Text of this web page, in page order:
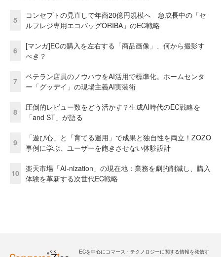
5
コンセプトの見直しで年商20億円規模へ 急成長中の「セ
ルフレジ専用エコバッグORIBA」のEC戦略
6
[マンガ]ECの購入を左右する「商品画像」、何から撮影す
べき？
7
ベテラン店員のノウハウをAI活用で標準化。ホームセンタ
ー「グッデイ」の現場主義AI実装術
8
圧倒的レビュー数をどう活かす？生成AI時代のEC戦略を
「and ST」が語る
9
「遊び心」と「育てる運用」で成果と独自性を両立！ZOZO
事例に学ぶ、ユーザーを飽きさせない体験設計
10
楽天市場「AI-nization」の現在地：業務を劇的削減し、購入
体験を革新する次世代EC戦略
ECを中心にコマース・テクノロジーに関する情報を発信す